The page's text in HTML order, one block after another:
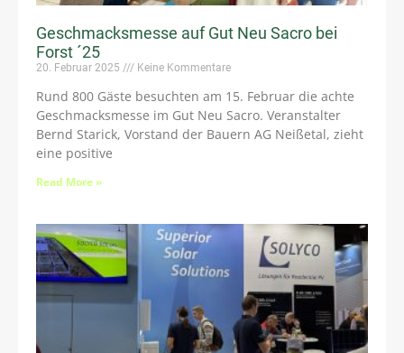
Geschmacksmesse auf Gut Neu Sacro bei
Forst ´25
20. Februar 2025 Keine Kommentare
Rund 800 Gäste besuchten am 15. Februar die achte
Geschmacksmesse im Gut Neu Sacro. Veranstalter
Bernd Starick, Vorstand der Bauern AG Neißetal, zieht
eine positive
Read More »